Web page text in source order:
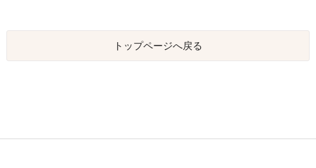
トップページへ戻る